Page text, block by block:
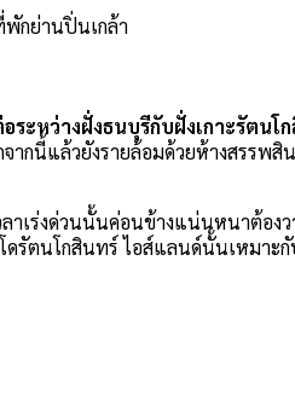
กย่านปิ่นเกล้า
ระหว่างฝั่งธนบุรีกับฝั่งเกาะรัตนโ
กนี้แล้วยังรายล้อมด้วยห้างสรรพสิ
าเร่งด่วนนั้นค่อนข้างแน่นหนาต้อ
รัตนโกสินทร์ ไอส์แลนด์นั้นเหมาะ